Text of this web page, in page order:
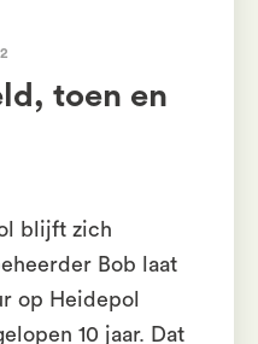
toen en
blijft zich
Bob laat
op Heidepol
10 jaar. Dat